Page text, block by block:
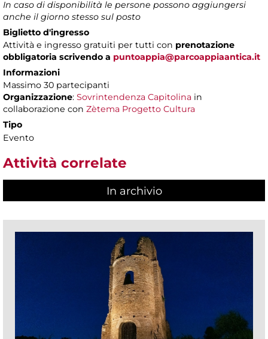
In caso di disponibilità le persone possono aggiungersi
anche il giorno stesso sul posto
Biglietto d'ingresso
Attività e ingresso gratuiti per tutti con prenotazione
obbligatoria scrivendo a puntoappia@parcoappiaantica.it
Informazioni
Massimo 30 partecipanti
Organizzazione: Sovrintendenza Capitolina in
collaborazione con Zètema Progetto Cultura
Tipo
Evento
Attività correlate
In archivio